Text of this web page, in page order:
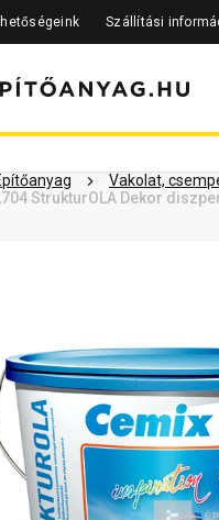
Szállítási
Vakolat,
StrukturOLA Dekor
Szükséged lehet rá